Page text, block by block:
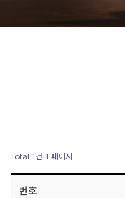
Total 1건 1 페이지
번호